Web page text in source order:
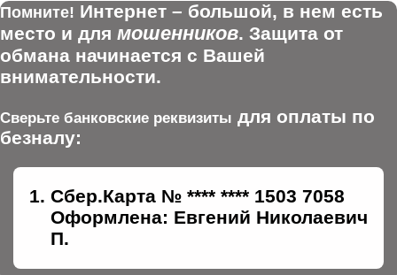
Помните! Интернет – большой, в нем есть
место и для мошенников. Защита от
обмана начинается с Вашей
внимательности.
Сверьте банковские реквизиты для оплаты по
безналу:
Сбер.Карта № **** **** 1503 7058
Оформлена: Евгений Николаевич
П.